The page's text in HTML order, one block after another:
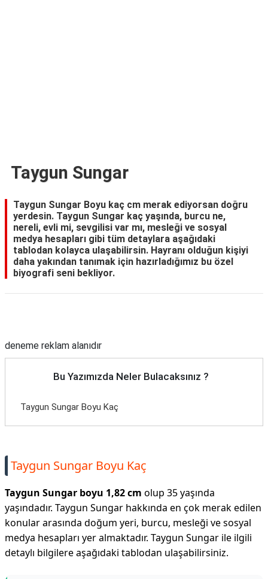
Taygun Sungar
Taygun Sungar Boyu kaç cm merak ediyorsan doğru
yerdesin. Taygun Sungar kaç yaşında, burcu ne,
nereli, evli mi, sevgilisi var mı, mesleği ve sosyal
medya hesapları gibi tüm detaylara aşağıdaki
tablodan kolayca ulaşabilirsin. Hayranı olduğun kişiyi
daha yakından tanımak için hazırladığımız bu özel
biyografi seni bekliyor.
deneme reklam alanıdır
Bu Yazımızda Neler Bulacaksınız ?
Taygun Sungar Boyu Kaç
Taygun Sungar Boyu Kaç
Taygun Sungar boyu 1,82 cm olup 35 yaşında
yaşındadır. Taygun Sungar hakkında en çok merak edilen
konular arasında doğum yeri, burcu, mesleği ve sosyal
medya hesapları yer almaktadır. Taygun Sungar ile ilgili
detaylı bilgilere aşağıdaki tablodan ulaşabilirsiniz.